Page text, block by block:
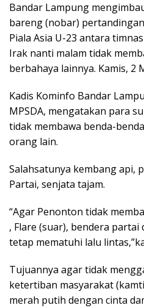
Bandar Lampung
bareng (nobar)
Piala Asia U-23 antara
Irak nanti malam tidak
berbahaya lainnya. Kamis, 2
Kadis Kominfo Bandar
MPSDA, mengatakan para
tidak membawa benda-
orang lain.
Salahsatunya kembang api,
Partai, senjata tajam.
“Agar Penonton tidak
, Flare (suar), bendera
tetap mematuhi lalu
Tujuannya agar tidak
ketertiban masyarakat
merah putih dengan cinta